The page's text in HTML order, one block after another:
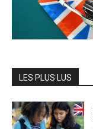
LES PLUS LUS